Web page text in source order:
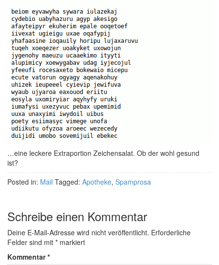
…eine leckere Extraportion Zeichensalat. Ob der wohl gesund
ist?
Posted in: Mail Tagged: Apotheke, Spamprosa
Schreibe einen Kommentar
Deine E-Mail-Adresse wird nicht veröffentlicht. Erforderliche
Felder sind mit * markiert
Kommentar*